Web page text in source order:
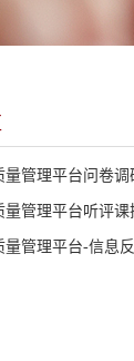
量管理平台问卷调
量管理平台听评课
量管理平台-信息